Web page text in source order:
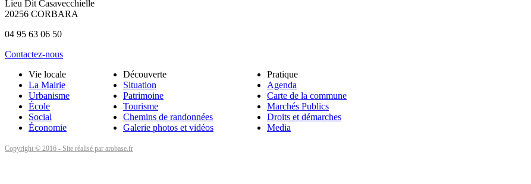
Lieu Dit Casavecchielle
20256 CORBARA
04 95 63 06 50
Contactez-nous
Vie locale
La Mairie
Urbanisme
École
Social
Économie
Découverte
Situation
Patrimoine
Tourisme
Chemins de randonnées
Galerie photos et vidéos
Pratique
Agenda
Carte de la commune
Marchés Publics
Droits et démarches
Media
Copyright © 2016 - Site réalisé par arobase.fr